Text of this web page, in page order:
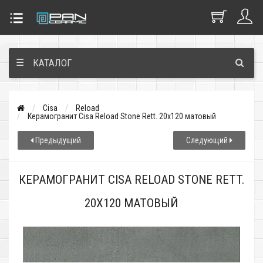
☰ КАТАЛОГ
Cisa
Reload
Керамогранит Cisa Reload Stone Rett. 20x120 матовый
Предыдущий Следующий
КЕРАМОГРАНИТ CISA RELOAD STONE RETT.
20X120 МАТОВЫЙ